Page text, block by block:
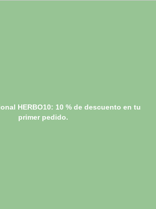
HERBO10: 10 % de descuento en tu
primer pedido.